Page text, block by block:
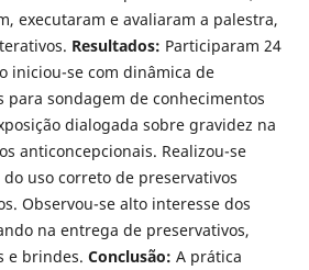
executaram e avaliaram a palestra,
Resultados: Participaram 24
iniciou-se com dinâmica de
para sondagem de conhecimentos
dialogada sobre gravidez na
anticoncepcionais. Realizou-se
uso correto de preservativos
Observou-se alto interesse dos
na entrega de preservativos,
e brindes. Conclusão: A prática